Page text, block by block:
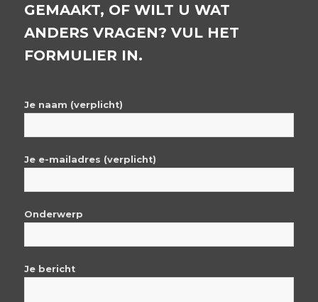
GEMAAKT, OF WILT U WAT
ANDERS VRAGEN? VUL HET
FORMULIER IN.
Je naam (verplicht)
Je e-mailadres (verplicht)
Onderwerp
Je bericht